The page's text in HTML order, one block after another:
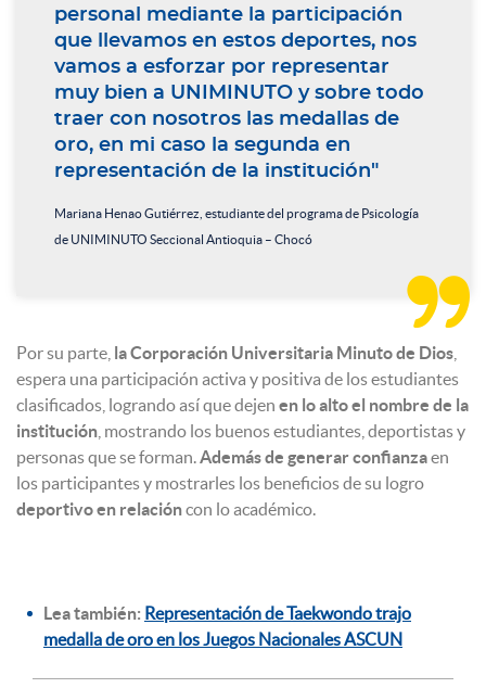
personal mediante la participación
que llevamos en estos deportes, nos
vamos a esforzar por representar
muy bien a UNIMINUTO y sobre todo
traer con nosotros las medallas de
oro, en mi caso la segunda en
representación de la institución"
Mariana Henao Gutiérrez, estudiante del programa de Psicología
de UNIMINUTO Seccional Antioquia – Chocó

Por su parte, la Corporación Universitaria Minuto de Dios
espera una participación activa y positiva de los estudiantes
clasificados, logrando así que dejen en loalto el nombre de la
institución , mostrando los buenos estudiantes, deportistas y
personas que se forman. Además de generar confianzaen
los participantes y mostrarles los beneficios de su logro
deportivo en relacióncon lo académico.
Lea también: Representación de Taekwondo trajo
medalla de oro en los Juegos Nacionales ASCUN